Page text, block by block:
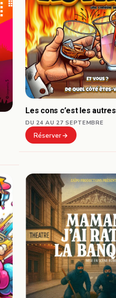
Les cons c’est les autres
DU 24 AU 27 SEPTEMBRE
Réserver